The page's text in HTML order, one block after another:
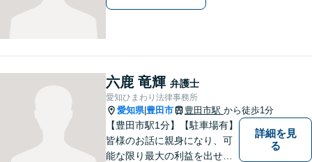
六鹿 竜輝 弁護士
愛知ひまわり法律事務所
愛知県| 豊田市 豊田市駅 から徒歩1分
【豊田市駅1分】【駐車場有】
皆様のお話に親身になり、可
能な限り最大の利益を出せる
詳細を見
る